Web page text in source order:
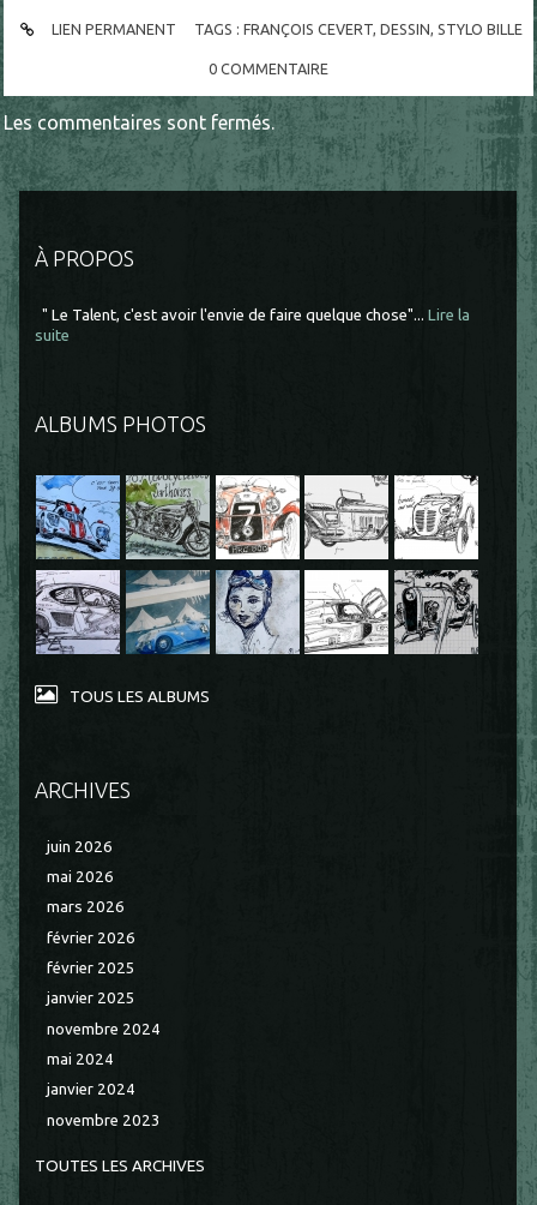
À PROPOS
" Le Talent, c'est avoir l'envie de faire quelque chose"... Lire la
suite
ALBUMS PHOTOS
TOUS LES ALBUMS
ARCHIVES
juin 2026
mai 2026
mars 2026
février 2026
février 2025
janvier 2025
novembre 2024
mai 2024
janvier 2024
novembre 2023
TOUTES LES ARCHIVES
LIEN PERMANENT TAGS :FRANÇOIS CEVERT,DESSIN,STYLO BILLE
0 COMMENTAIRE
Les commentaires sont fermés.